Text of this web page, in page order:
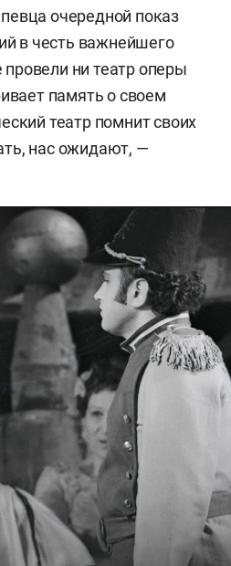
очередной показ
в честь важнейшего
ни театр оперы
память о своем
театр помнит своих
нас ожидают, —